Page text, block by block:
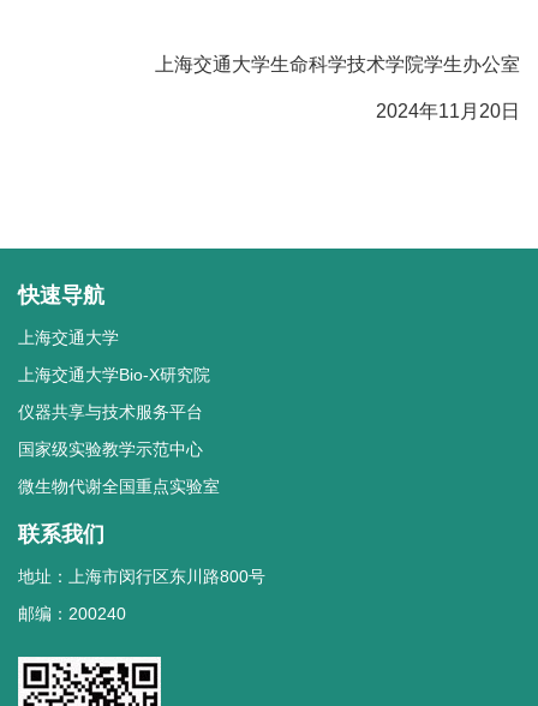
上海交通大学生命科学技术学院学生办公室
2024年11月20日
快速导航
上海交通大学
上海交通大学Bio-X研究院
仪器共享与技术服务平台
国家级实验教学示范中心
微生物代谢全国重点实验室
联系我们
地址：上海市闵行区东川路800号
邮编：200240